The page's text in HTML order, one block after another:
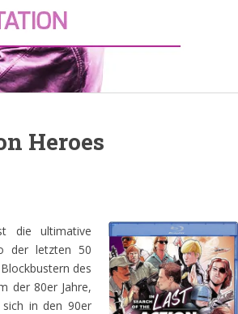
Heroes
die ultimative
der letzten 50
des
der 80er Jahre,
in den 90er